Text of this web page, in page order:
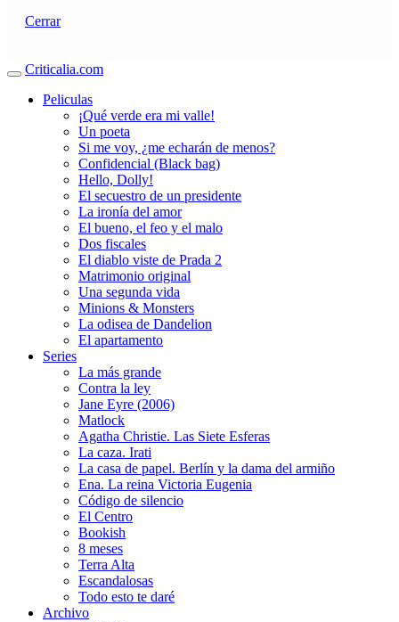
Cerrar
Criticalia.com
Peliculas
¡Qué verde era mi valle!
Un poeta
Si me voy, ¿me echarán de menos?
Confidencial (Black bag)
Hello, Dolly!
El secuestro de un presidente
La ironía del amor
El bueno, el feo y el malo
Dos fiscales
El diablo viste de Prada 2
Matrimonio original
Una segunda vida
Minions & Monsters
La odisea de Dandelion
El apartamento
Series
La más grande
Contra la ley
Jane Eyre (2006)
Matlock
Agatha Christie. Las Siete Esferas
La caza. Irati
La casa de papel. Berlín y la dama del armiño
Ena. La reina Victoria Eugenia
Código de silencio
El Centro
Bookish
8 meses
Terra Alta
Escandalosas
Todo esto te daré
Archivo